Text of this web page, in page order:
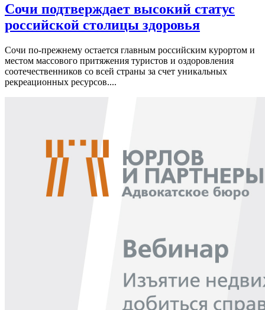
Сочи подтверждает высокий статус
российской столицы здоровья
Сочи по-прежнему остается главным российским курортом и
местом массового притяжения туристов и оздоровления
соотечественников со всей страны за счет уникальных
рекреационных ресурсов....